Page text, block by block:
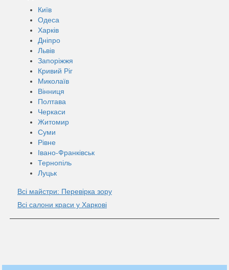
Київ
Одеса
Харків
Дніпро
Львів
Запоріжжя
Кривий Ріг
Миколаїв
Вінниця
Полтава
Черкаси
Житомир
Суми
Рівне
Івано-Франківськ
Тернопіль
Луцьк
Всі майстри: Перевірка зору
Всі салони краси у Харкові